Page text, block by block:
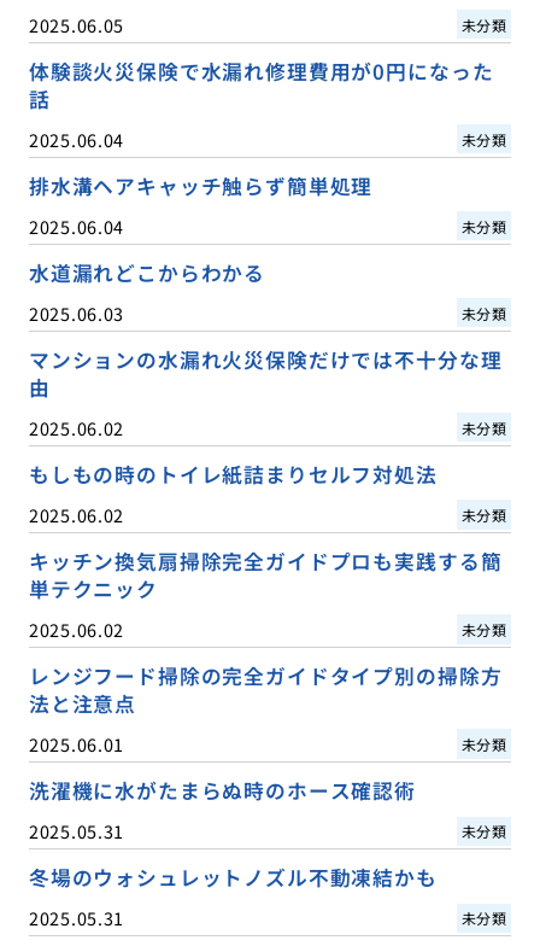
2025.06.05 未分類
体験談火災保険で水漏れ修理費用が0円になった
話
2025.06.04 未分類
排水溝ヘアキャッチ触らず簡単処理
2025.06.04 未分類
水道漏れどこからわかる
2025.06.03 未分類
マンションの水漏れ火災保険だけでは不十分な理
由
2025.06.02 未分類
もしもの時のトイレ紙詰まりセルフ対処法
2025.06.02 未分類
キッチン換気扇掃除完全ガイドプロも実践する簡
単テクニック
2025.06.02 未分類
レンジフード掃除の完全ガイドタイプ別の掃除方
法と注意点
2025.06.01 未分類
洗濯機に水がたまらぬ時のホース確認術
2025.05.31 未分類
冬場のウォシュレットノズル不動凍結かも
2025.05.31 未分類